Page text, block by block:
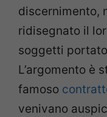
discernimento,
ridisegnato il
soggetti
L’argomento è
famoso
venivano